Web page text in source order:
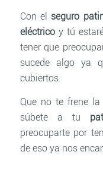
Con el seguro
eléctricoy tú
tener que
sucede algo ya
cubiertos.
Que no te frene
súbete a tu
preocuparte por
de eso ya nos